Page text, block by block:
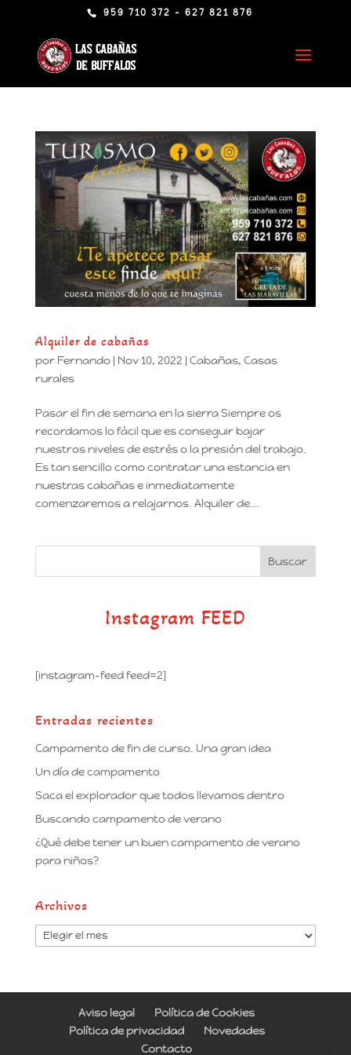
959 710 372 - 627 821 876
Alquiler de cabañas
por Fernando| Nov 10, 2022 | Cabañas, Casas
rurales
Pasar el fin de semana en la sierra Siempre os
recordamos lo fácil que es conseguir bajar
nuestros niveles de estrés o la presión del trabajo.
Es tan sencillo como contratar una estancia en
nuestras cabañas e inmediatamente
comenzaremos a relajarnos. Alquiler de...
Instagram FEED
[instagram-feed feed=2]
Entradas recientes
Campamento de fin de curso. Una gran idea
Un día de campamento
Saca el explorador que todos llevamos dentro
Buscando campamento de verano
¿Qué debe tener un buen campamento de verano
para niños?
Archivos
Archivos
Aviso legal
Política de Cookies
Política de privacidad
Novedades
Contacto